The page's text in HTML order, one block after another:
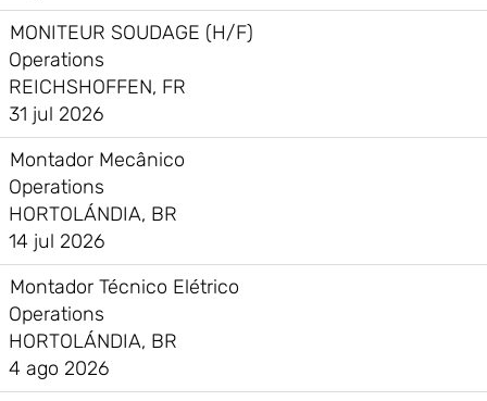
MONITEUR SOUDAGE (H/F)
Operations
REICHSHOFFEN, FR
31 jul 2026
Montador Mecânico
Operations
HORTOLÁNDIA, BR
14 jul 2026
Montador Técnico Elétrico
Operations
HORTOLÁNDIA, BR
4 ago 2026